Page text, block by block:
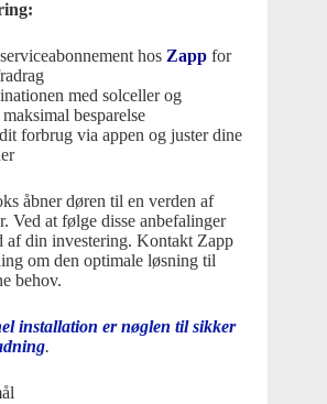
hos Zapp for
med solceller og
besparelse
forbrug via appen og juster dine
åbner døren til en verden af
Ved at følge disse anbefalinger
af din investering. Kontakt Zapp
om den optimale løsning til
behov.
installation er nøglen til sikker
.